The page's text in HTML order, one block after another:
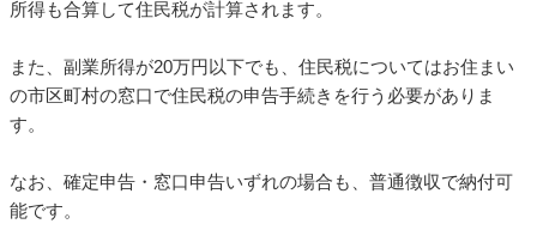
所得も合算して住民税が計算されます。
また、副業所得が20万円以下でも、住民税についてはお住まい
の市区町村の窓口で住民税の申告手続きを行う必要がありま
す。
なお、確定申告・窓口申告いずれの場合も、普通徴収で納付可
能です。